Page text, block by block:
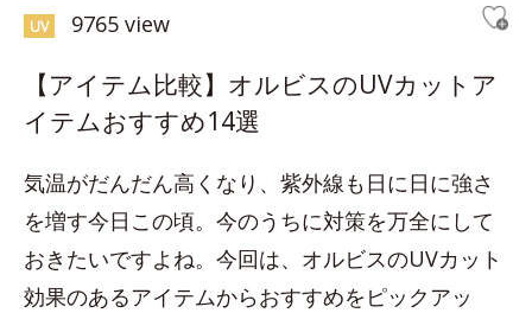
UV 9765 view
【アイテム比較】オルビスのUVカットア
イテムおすすめ14選
気温がだんだん高くなり、紫外線も日に日に強さ
を増す今日この頃。今のうちに対策を万全にして
おきたいですよね。今回は、オルビスのUVカット
効果のあるアイテムからおすすめをピックアッ